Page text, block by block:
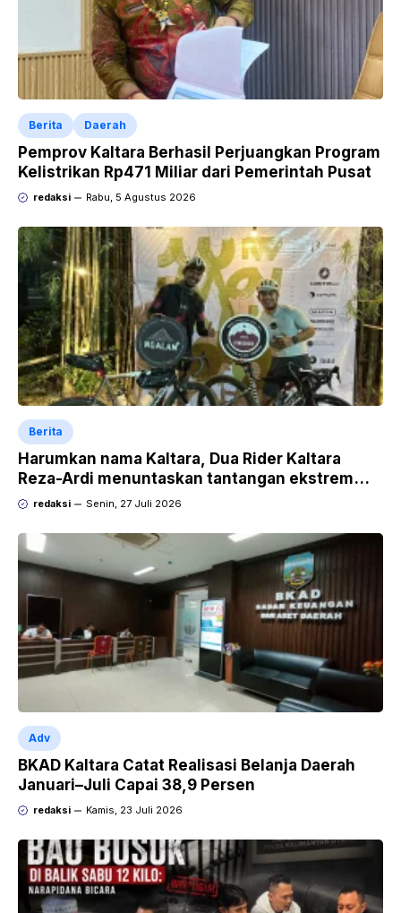
Berita Daerah
Pemprov Kaltara Berhasil Perjuangkan Program
Kelistrikan Rp471 Miliar dari Pemerintah Pusat
redaksi Rabu, 5 Agustus 2026
Berita
Harumkan nama Kaltara, Dua Rider Kaltara
Reza-Ardi menuntaskan tantangan ekstrem
Audax Malang 300 KM
redaksi Senin, 27 Juli 2026
Adv
BKAD Kaltara Catat Realisasi Belanja Daerah
Januari–Juli Capai 38,9 Persen
redaksi Kamis, 23 Juli 2026